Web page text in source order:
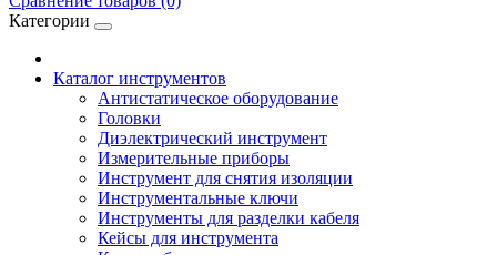
Категории
Каталог инструментов
Антистатическое оборудование
Головки
Диэлектрический инструмент
Измерительные приборы
Инструмент для снятия изоляции
Инструментальные ключи
Инструменты для разделки кабеля
Кейсы для инструмента